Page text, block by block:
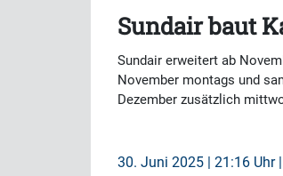
Sundair baut
Sundair erweitert ab
November montags und
Dezember zusätzlich
30. Juni 2025 | 21:16 Uhr